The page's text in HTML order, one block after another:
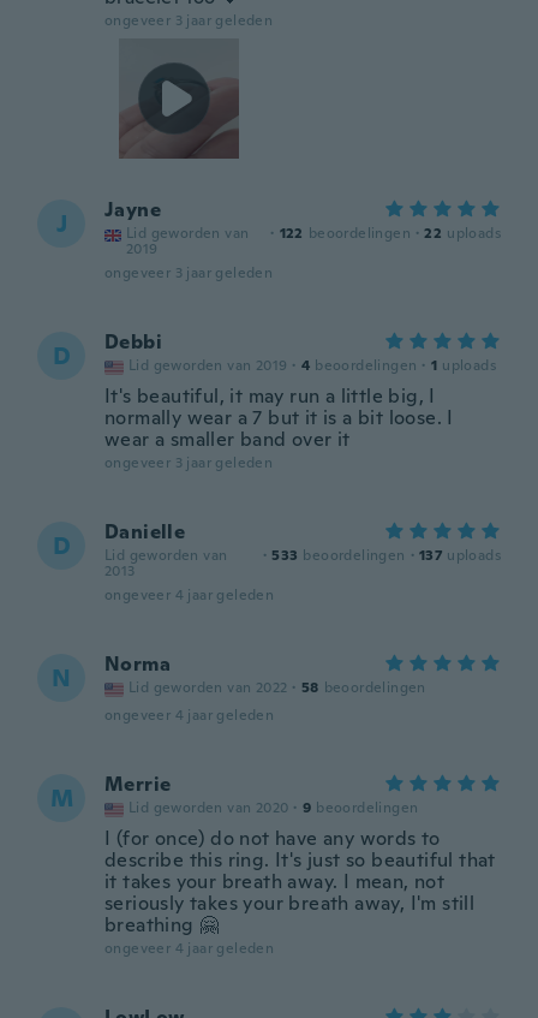
ongeveer 3 jaar geleden
J Jayne
Lid geworden van
2019
· 122 beoordelingen · 22 uploads
ongeveer 3 jaar geleden
D Debbi
Lid geworden van 2019 · 4 beoordelingen · 1 uploads
It's beautiful, it may run a little big, I
normally wear a 7 but it is a bit loose. I
wear a smaller band over it
ongeveer 3 jaar geleden
D Danielle
Lid geworden van
2013
· 533 beoordelingen · 137 uploads
ongeveer 4 jaar geleden
N Norma
Lid geworden van 2022 · 58 beoordelingen
ongeveer 4 jaar geleden
M Merrie
Lid geworden van 2020 · 9 beoordelingen
I (for once) do not have any words to
describe this ring. It's just so beautiful that
it takes your breath away. I mean, not
seriously takes your breath away, I'm still
breathing 🤗
ongeveer 4 jaar geleden